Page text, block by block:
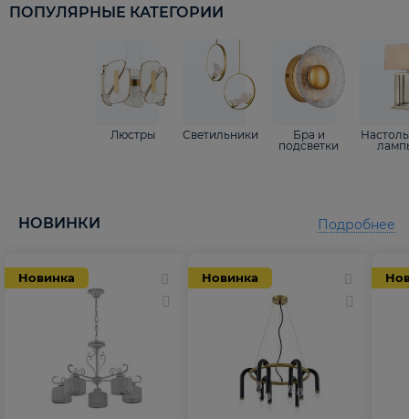
ПОПУЛЯРНЫЕ КАТЕГОРИИ
Люстры Светильники
Бра и
подсветки
НОВИНКИ
Новинка Новинка
Подробнее